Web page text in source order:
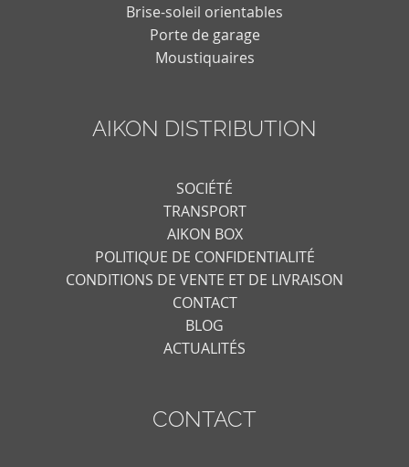
Brise-soleil orientables
Porte de garage
Moustiquaires
AIKON DISTRIBUTION
SOCIÉTÉ
TRANSPORT
AIKON BOX
POLITIQUE DE CONFIDENTIALITÉ
CONDITIONS DE VENTE ET DE LIVRAISON
CONTACT
BLOG
ACTUALITÉS
CONTACT